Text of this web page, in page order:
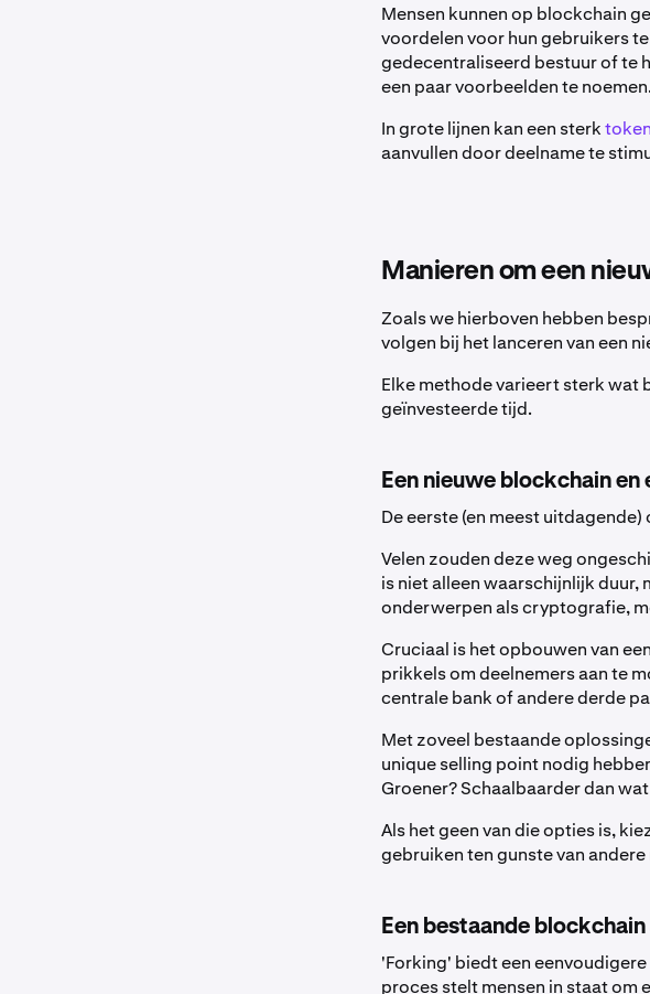
Mensen kunnen op blockchain
voordelen voor hun gebruikers
gedecentraliseerd bestuur of te
een paar voorbeelden te noemen.
In grote lijnen kan een sterk
aanvullen door deelname te
Manieren om een
Zoals we hierboven hebben
volgen bij het lanceren van een
Elke methode varieert sterk wat
geïnvesteerde tijd.
Een nieuwe blockchain
De eerste (en meest
Velen zouden deze weg
is niet alleen waarschijnlijk duur,
onderwerpen als cryptografie,
Cruciaal is het opbouwen van
prikkels om deelnemers aan te
centrale bank of andere derde
Met zoveel bestaande
unique selling point nodig
Groener? Schaalbaarder dan
Als het geen van die opties is,
gebruiken ten gunste van
Een bestaande
'Forking' biedt een
proces stelt mensen in staat